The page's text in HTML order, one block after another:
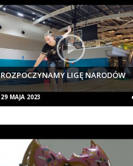
ROZPOCZYNAMY LIGĘ NARODÓW
29 MAJA 2023